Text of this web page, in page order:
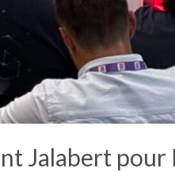
Jalabert pour